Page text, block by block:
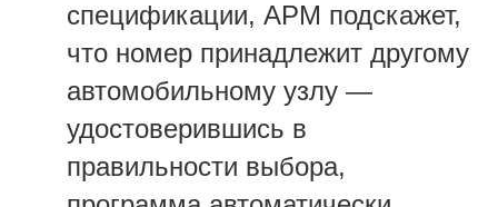
спецификации, АРМ подскажет,
что номер принадлежит другому
автомобильному узлу —
удостоверившись в
правильности выбора,